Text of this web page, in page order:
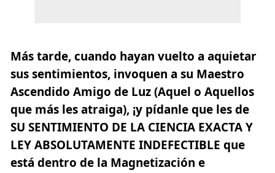
Más tarde, cuando hayan vuelto a aquietar
sus sentimientos, invoquen a su Maestro
Ascendido Amigo de Luz (Aquel o Aquellos
que más les atraiga), ¡y pídanle que les de
SU SENTIMIENTO DE LA CIENCIA EXACTA Y
LEY ABSOLUTAMENTE INDEFECTIBLE que
está dentro de la Magnetización e